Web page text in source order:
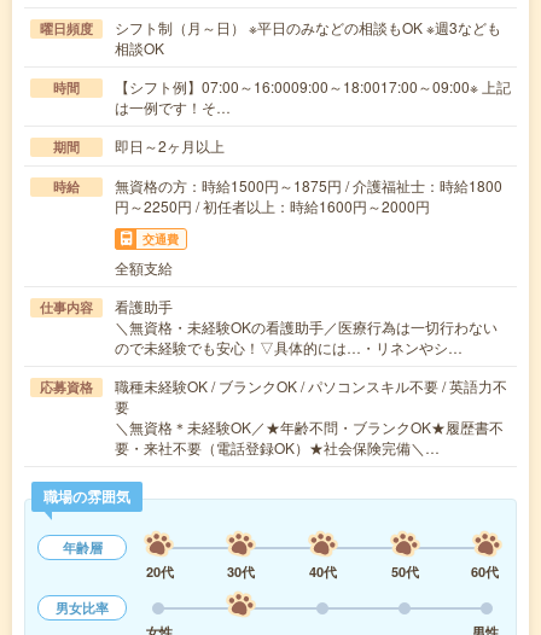
曜日頻度
シフト制（月～日） ※平日のみなどの相談もOK ※週3なども
相談OK
時間
【シフト例】07:00～16:0009:00～18:0017:00～09:00※ 上記
は一例です！そ…
期間 即日～2ヶ月以上
時給
無資格の方：時給1500円～1875円 / 介護福祉士：時給1800
円～2250円 / 初任者以上：時給1600円～2000円
交通費
全額支給
仕事内容
看護助手
＼無資格・未経験OKの看護助手／医療行為は一切行わない
ので未経験でも安心！▽具体的には…・リネンやシ…
応募資格
職種未経験OK / ブランクOK / パソコンスキル不要 / 英語力不
要
＼無資格＊未経験OK／★年齢不問・ブランクOK★履歴書不
要・来社不要（電話登録OK）★社会保険完備＼…
職場の雰囲気
年齢層
20代
30代 40代 50代
60代
男女比率